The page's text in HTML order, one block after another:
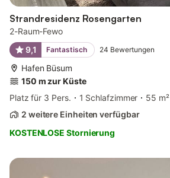
Strandresidenz Rosengarten
2-Raum-Fewo
9,1
Fantastisch 24 Bewertungen
Hafen Büsum
150 m zur Küste
Platz für 3 Pers.
1 Schlafzimmer
55 m²
2 weitere Einheiten verfügbar
KOSTENLOSE Stornierung